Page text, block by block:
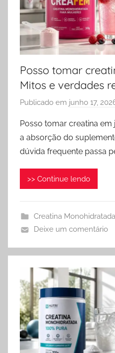
Posso tomar
Mitos e verdades
Publicado em junho 17,
Posso tomar creatina
a absorção do
dúvida frequente passa
>> Continue lendo
Creatina Monohidratada
Deixe um comentário